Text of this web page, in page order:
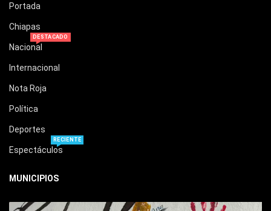
Portada
Chiapas
Nacional
DESTACADO
Internacional
Nota Roja
Política
Deportes
Espectáculos
RECIENTE
MUNICIPIOS